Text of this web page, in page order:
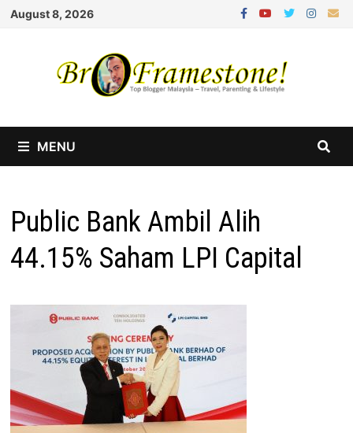
Skip
August 8, 2026
MENU
Public Bank Ambil Alih
44.15% Saham LPI Capital